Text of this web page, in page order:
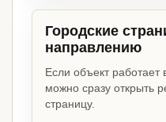
Городские
направлению
Если объект работает
можно сразу открыть
страницу.